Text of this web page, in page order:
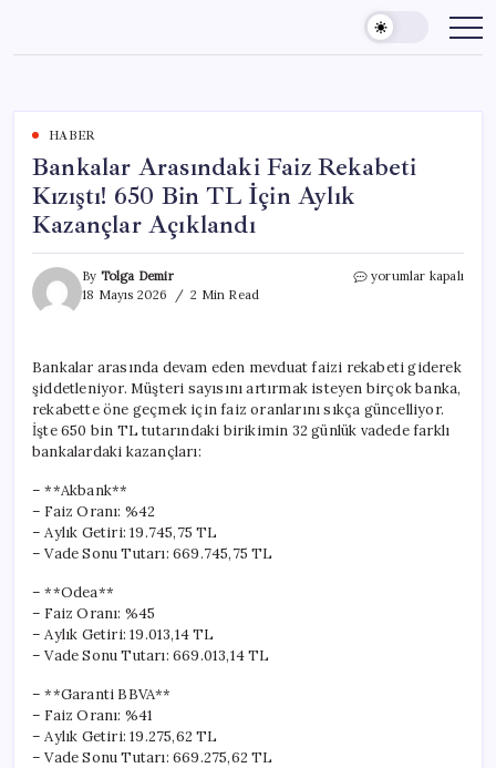
content
HABER
Bankalar Arasındaki Faiz Rekabeti
Kızıştı! 650 Bin TL İçin Aylık
Kazançlar Açıklandı
By Tolga Demir
18 Mayıs 2026
2 Min Read
Bankalar
650
Bin
TL
İçin
yorumlar kapalı
Bankalar arasında devam eden mevduat faizi rekabeti giderek
şiddetleniyor. Müşteri sayısını artırmak isteyen birçok banka,
rekabette öne geçmek için faiz oranlarını sıkça güncelliyor.
İşte 650 bin TL tutarındaki birikimin 32 günlük vadede farklı
bankalardaki kazançları:
– **Akbank**
– Faiz Oranı: %42
– Aylık Getiri: 19.745,75 TL
– Vade Sonu Tutarı: 669.745,75 TL
– **Odea**
– Faiz Oranı: %45
– Aylık Getiri: 19.013,14 TL
– Vade Sonu Tutarı: 669.013,14 TL
– **Garanti BBVA**
– Faiz Oranı: %41
– Aylık Getiri: 19.275,62 TL
– Vade Sonu Tutarı: 669.275,62 TL